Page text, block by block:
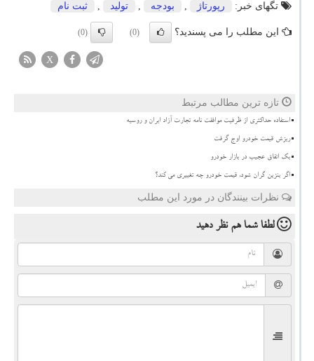
تگهای خبر:
رپورتاژ , بودجه , تولید , ثبت نام
این مطلب را می پسندید؟ (0)
(0)
X
تازه ترین مطالب مرتبط
استفاده حداکثری از ظرفیت موافقت نامه تجارت آزاد ایران و روسیه
ریزش قیمت خودرو اوج گرفت
بک اتفاق عجیب در بازار خودرو
اگر بنزین گران شود، قیمت خودرو چه تغییری می کند؟
نظرات بینندگان در مورد این مطلب
لطفا شما همنظر دهید